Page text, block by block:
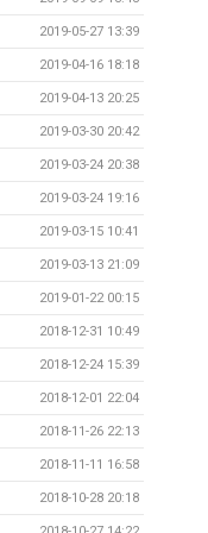
2019-05-27 13:39
2019-04-16 18:18
2019-04-13 20:25
2019-03-30 20:42
2019-03-24 20:38
2019-03-24 19:16
2019-03-15 10:41
2019-03-13 21:09
2019-01-22 00:15
2018-12-31 10:49
2018-12-24 15:39
2018-12-01 22:04
2018-11-26 22:13
2018-11-11 16:58
2018-10-28 20:18